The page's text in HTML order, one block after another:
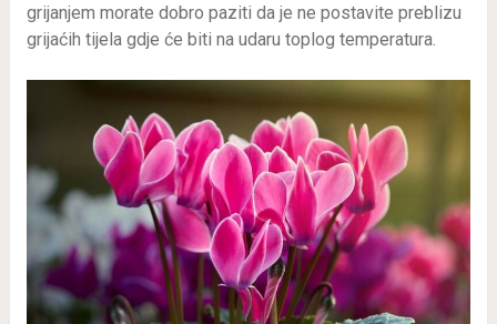
grijanjem morate dobro paziti da je ne postavite preblizu
grijaćih tijela gdje će biti na udaru toplog temperatura.